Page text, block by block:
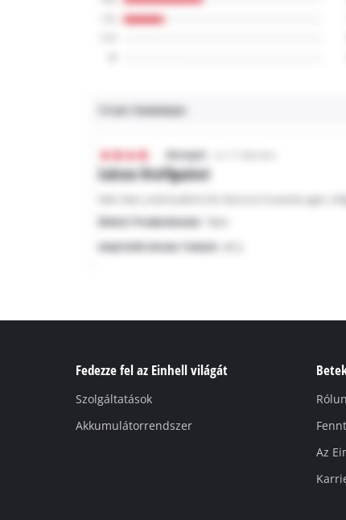
Fedezze fel az Einhell világát
Szolgáltatások
Akkumulátorrendszer
Az